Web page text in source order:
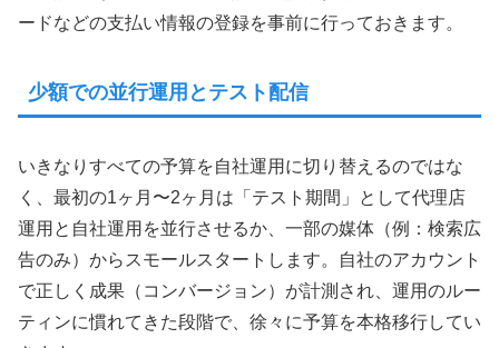
ードなどの支払い情報の登録を事前に行っておきます。
少額での並行運用とテスト配信
いきなりすべての予算を自社運用に切り替えるのではな
く、最初の1ヶ月〜2ヶ月は「テスト期間」として代理店
運用と自社運用を並行させるか、一部の媒体（例：検索広
告のみ）からスモールスタートします。自社のアカウント
で正しく成果（コンバージョン）が計測され、運用のルー
ティンに慣れてきた段階で、徐々に予算を本格移行してい